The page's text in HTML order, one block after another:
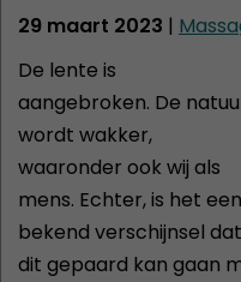
29 maart 2023 |
De lente is
aangebroken. De
wordt wakker,
waaronder ook wij als
mens. Echter, is het een
bekend verschijnsel dat
dit gepaard kan gaan